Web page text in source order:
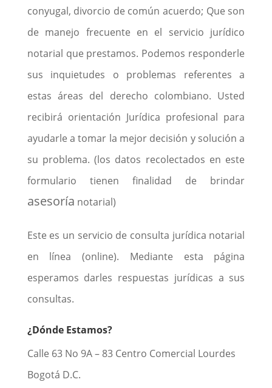
conyugal, divorcio de común acuerdo; Que son
de manejo frecuente en el servicio jurídico
notarial que prestamos. Podemos responderle
sus inquietudes o problemas referentes a
estas áreas del derecho colombiano. Usted
recibirá orientación Jurídica profesional para
ayudarle a tomar la mejor decisión y solución a
su problema. (los datos recolectados en este
formulario tienen finalidad de brindar
asesoría notarial)
Este es un servicio de consulta jurídica notarial
en línea (online). Mediante esta página
esperamos darles respuestas jurídicas a sus
consultas.
¿Dónde Estamos?
Calle 63 No 9A – 83 Centro Comercial Lourdes
Bogotá D.C.